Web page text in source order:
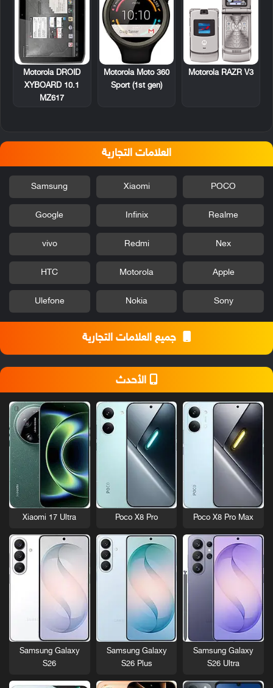
Motorola RAZR V3
Motorola Moto 360
Sport (1st gen)
Motorola DROID
XYBOARD 10.1
MZ617
العلامات التجارية
POCO
Xiaomi
Samsung
Realme
Infinix
Google
Nex
Redmi
vivo
Apple
Motorola
HTC
Sony
Nokia
Ulefone
جميع العلامات التجارية
الأحدث
Poco X8 Pro Max
Poco X8 Pro
Xiaomi 17 Ultra
Samsung Galaxy
S26 Ultra
Samsung Galaxy
S26 Plus
Samsung Galaxy
S26